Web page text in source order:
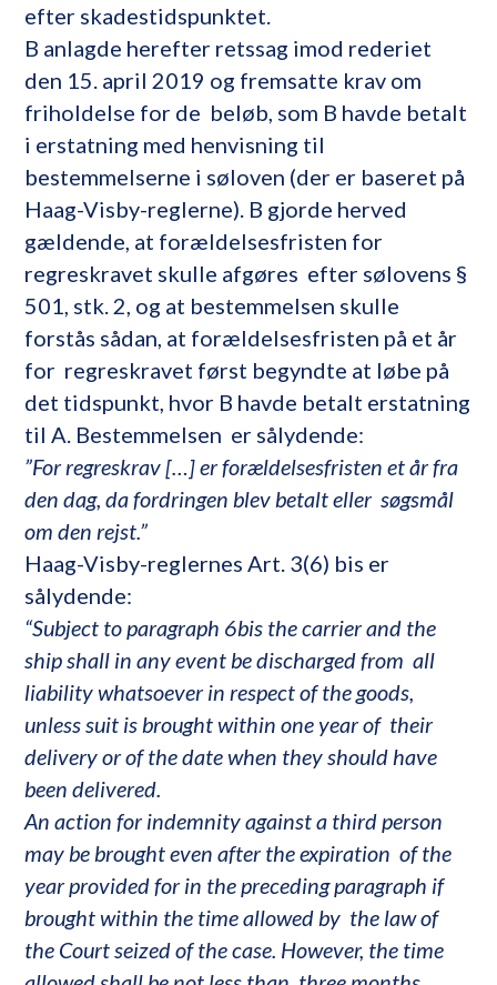
efter skadestidspunktet.
B anlagde herefter retssag imod rederiet
den 15. april 2019 og fremsatte krav om
friholdelse for de beløb, som B havde betalt
i erstatning med henvisning til
bestemmelserne i søloven (der er baseret på
Haag-Visby-reglerne). B gjorde herved
gældende, at forældelsesfristen for
regreskravet skulle afgøres efter sølovens §
501, stk. 2, og at bestemmelsen skulle
forstås sådan, at forældelsesfristen på et år
for regreskravet først begyndte at løbe på
det tidspunkt, hvor B havde betalt erstatning
til A. Bestemmelsen er sålydende:
”For regreskrav […] er forældelsesfristen et år fra
den dag, da fordringen blev betalt eller søgsmål
om den rejst.”
Haag-Visby-reglernes Art. 3(6) bis er
sålydende:
“Subject to paragraph 6bis the carrier and the
ship shall in any event be discharged from all
liability whatsoever in respect of the goods,
unless suit is brought within one year of their
delivery or of the date when they should have
been delivered.
An action for indemnity against a third person
may be brought even after the expiration of the
year provided for in the preceding paragraph if
brought within the time allowed by the law of
the Court seized of the case. However, the time